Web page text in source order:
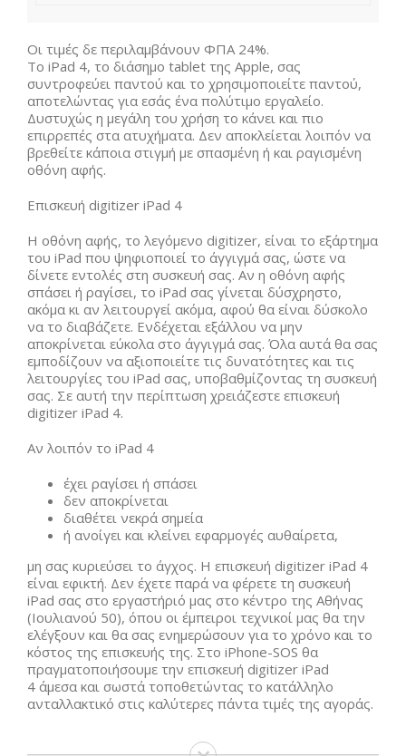
Οι τιμές δε περιλαμβάνουν ΦΠΑ 24%.
Το iPad 4, το διάσημο tablet της Apple, σας
συντροφεύει παντού και το χρησιμοποιείτε παντού,
αποτελώντας για εσάς ένα πολύτιμο εργαλείο.
Δυστυχώς η μεγάλη του χρήση το κάνει και πιο
επιρρεπές στα ατυχήματα. Δεν αποκλείεται λοιπόν να
βρεθείτε κάποια στιγμή με σπασμένη ή και ραγισμένη
οθόνη αφής.
Επισκευή digitizer iPad 4
Η οθόνη αφής, το λεγόμενο digitizer, είναι το εξάρτημα
του iPad που ψηφιοποιεί το άγγιγμά σας, ώστε να
δίνετε εντολές στη συσκευή σας. Αν η οθόνη αφής
σπάσει ή ραγίσει, το iPad σας γίνεται δύσχρηστο,
ακόμα κι αν λειτουργεί ακόμα, αφού θα είναι δύσκολο
να το διαβάζετε. Ενδέχεται εξάλλου να μην
αποκρίνεται εύκολα στο άγγιγμά σας. Όλα αυτά θα σας
εμποδίζουν να αξιοποιείτε τις δυνατότητες και τις
λειτουργίες του iPad σας, υποβαθμίζοντας τη συσκευή
σας. Σε αυτή την περίπτωση χρειάζεστε επισκευή
digitizer iPad 4.
Αν λοιπόν το iPad 4
έχει ραγίσει ή σπάσει
δεν αποκρίνεται
διαθέτει νεκρά σημεία
ή ανοίγει και κλείνει εφαρμογές αυθαίρετα,
μη σας κυριεύσει το άγχος. Η επισκευή digitizer iPad 4
είναι εφικτή. Δεν έχετε παρά να φέρετε τη συσκευή
iPad σας στο εργαστήριό μας στο κέντρο της Αθήνας
(Ιουλιανού 50), όπου οι έμπειροι τεχνικοί μας θα την
ελέγξουν και θα σας ενημερώσουν για το χρόνο και το
κόστος της επισκευής της. Στο iPhone-SOS θα
πραγματοποιήσουμε την επισκευή digitizer iPad
4 άμεσα και σωστά τοποθετώντας το κατάλληλο
ανταλλακτικό στις καλύτερες πάντα τιμές της αγοράς.